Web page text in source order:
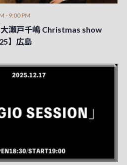
瀬戸千嶋 Christmas show
】広島
- 9:00 PM